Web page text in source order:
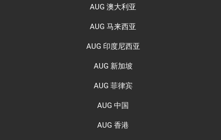
AUG 澳大利亚
AUG 马来西亚
AUG 印度尼西亚
AUG 新加坡
AUG 菲律宾
AUG 中国
AUG 香港